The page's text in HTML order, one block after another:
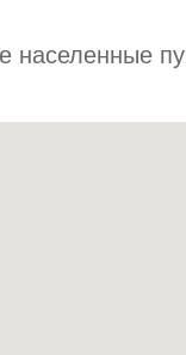
населенные